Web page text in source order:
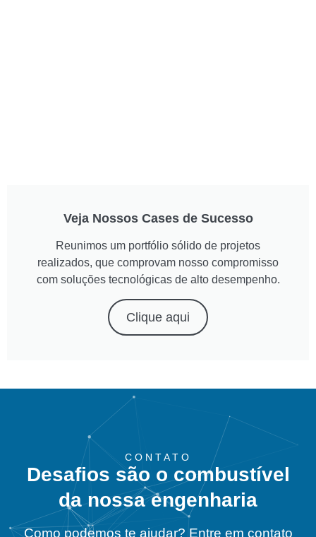
Veja Nossos Cases de Sucesso
Reunimos um portfólio sólido de projetos
realizados, que comprovam nosso compromisso
com soluções tecnológicas de alto desempenho.
Clique aqui
CONTATO
Desafios são o combustível
da nossa engenharia
Como podemos te ajudar? Entre em contato